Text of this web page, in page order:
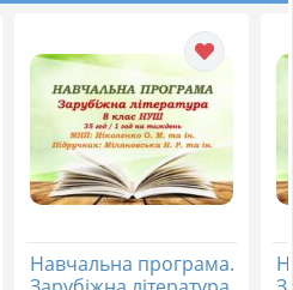
Навчальна програма.